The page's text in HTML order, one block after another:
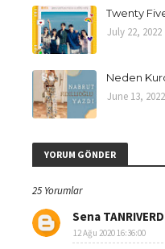
Twenty
July 22, 2022
Neden
June 13, 2022
YORUM GÖNDER
25 Yorumlar
Sena
12 Ağu 2020 16:36:00